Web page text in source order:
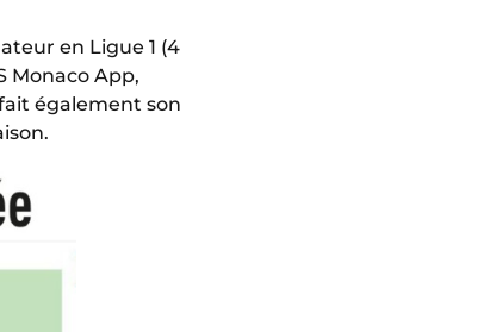
en Ligue 1 (4
Monaco App,
également son